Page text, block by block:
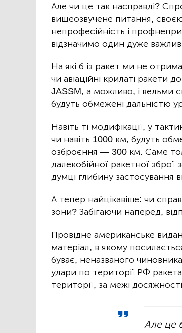
Але чи це так насправді?
вищеозвучене питання,
непрофесійність і
відзначимо один дуже
На які б із ракет ми не
чи авіаційні крилаті ракети
JASSM, а можливо, і вельми
будуть обмежені дальністю
Навіть ті модифікації, у
чи навіть 1000 км, будуть
озброєння — 300 км. Саме
далекобійної ракетної
думці глибину застосування
А тепер найцікавіше: чи
зони? Забігаючи наперед,
Провідне американське
матеріал, в якому
буває, неназваного
удари по території РФ
території, за межі
Але це